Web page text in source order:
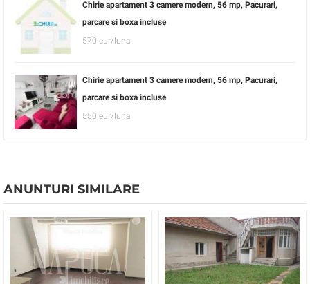
Chirie apartament 3 camere modern, 56 mp, Pacurari,
parcare si boxa incluse
570 eur/luna
Chirie apartament 3 camere modern, 56 mp, Pacurari,
parcare si boxa incluse
550 eur/luna
ANUNTURI SIMILARE